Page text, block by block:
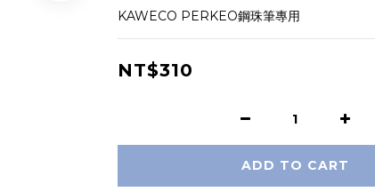
KAWECO PERKEO鋼珠筆專用
NT$310
ADD TO CART